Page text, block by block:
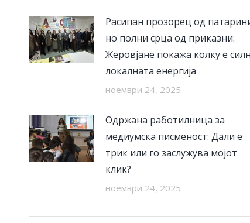
Расипан прозорец од
но полни срца од приказни:
Жеровјане покажа колку е
локалната енергија
ноември 24, 2025
Одржана работилница за
медиумска писменост: Дали е
трик или го заслужува мојот
клик?
ноември 24, 2025